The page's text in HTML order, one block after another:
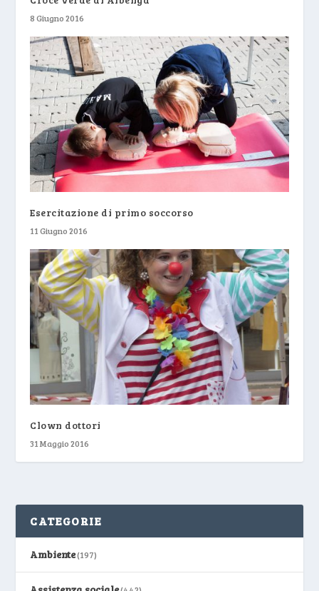
8 Giugno 2016
Esercitazione di primo soccorso
11 Giugno 2016
Clown dottori
31 Maggio 2016
CATEGORIE
Ambiente(197)